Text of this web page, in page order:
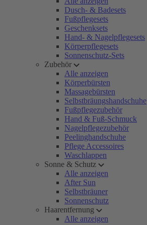
Dusch- & Badesets
Fußpflegesets
Geschenksets
Hand- & Nagelpflegesets
Körperpflegesets
Sonnenschutz-Sets
Zubehör
Alle anzeigen
Körperbürsten
Massagebürsten
Selbstbräungshandschuhe
Fußpflegezubehör
Hand & Fuß-Schmuck
Nagelpflegezubehör
Peelinghandschuhe
Pflege Accessoires
Waschlappen
Sonne & Schutz
Alle anzeigen
After Sun
Selbstbräuner
Sonnenschutz
Haarentfernung
Alle anzeigen